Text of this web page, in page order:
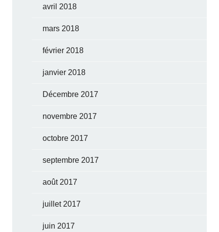
avril 2018
mars 2018
février 2018
janvier 2018
Décembre 2017
novembre 2017
octobre 2017
septembre 2017
août 2017
juillet 2017
juin 2017